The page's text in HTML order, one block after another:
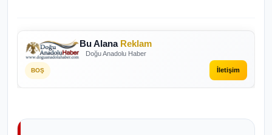
Bu Alana Reklam
Doğu Anadolu Haber
BOŞ İletişim